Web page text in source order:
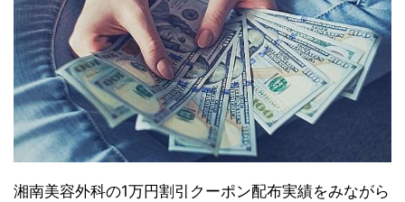
湘南美容外科の1万円割引クーポン配布実績をみながら